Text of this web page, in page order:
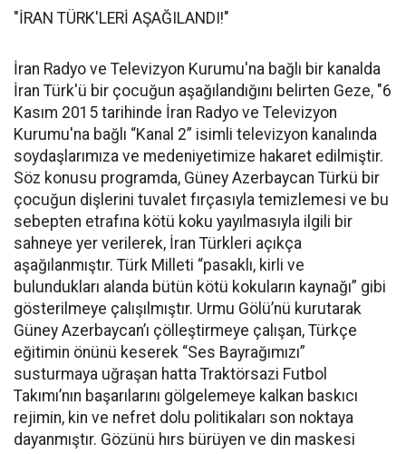
"İRAN TÜRK'LERİ AŞAĞILANDI!"
İran Radyo ve Televizyon Kurumu'na bağlı bir kanalda
İran Türk'ü bir çocuğun aşağılandığını belirten Geze, "6
Kasım 2015 tarihinde İran Radyo ve Televizyon
Kurumu'na bağlı “Kanal 2” isimli televizyon kanalında
soydaşlarımıza ve medeniyetimize hakaret edilmiştir.
Söz konusu programda, Güney Azerbaycan Türkü bir
çocuğun dişlerini tuvalet fırçasıyla temizlemesi ve bu
sebepten etrafına kötü koku yayılmasıyla ilgili bir
sahneye yer verilerek, İran Türkleri açıkça
aşağılanmıştır. Türk Milleti “pasaklı, kirli ve
bulundukları alanda bütün kötü kokuların kaynağı” gibi
gösterilmeye çalışılmıştır. Urmu Gölü’nü kurutarak
Güney Azerbaycan’ı çölleştirmeye çalışan, Türkçe
eğitimin önünü keserek “Ses Bayrağımızı”
susturmaya uğraşan hatta Traktörsazi Futbol
Takımı’nın başarılarını gölgelemeye kalkan baskıcı
rejimin, kin ve nefret dolu politikaları son noktaya
dayanmıştır. Gözünü hırs bürüyen ve din maskesi